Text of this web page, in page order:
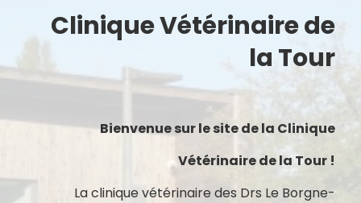
Clinique Vétérinaire de
la Tour
Bienvenue sur le site de la Clinique
Vétérinaire de la Tour !
La clinique vétérinaire des Drs Le Borgne-